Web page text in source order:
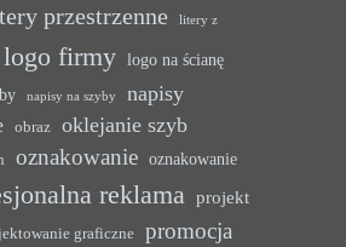
przestrzenne litery z
logo firmy logo na ścianę
napisy na szyby
napisy
obraz oklejanie szyb
oznakowanie oznakowanie
reklama projekt
graficzne
promocja